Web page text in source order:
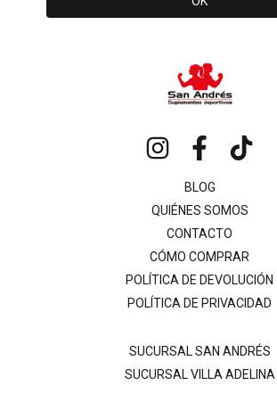
BLOG
QUIÉNES SOMOS
CONTACTO
CÓMO COMPRAR
POLÍTICA DE DEVOLUCIÓN
POLÍTICA DE PRIVACIDAD
SUCURSAL SAN ANDRÉS
SUCURSAL VILLA ADELINA